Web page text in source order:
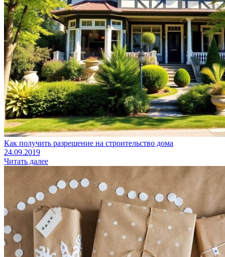
Как получить разрешение на строительство дома
24.09.2019
Читать далее